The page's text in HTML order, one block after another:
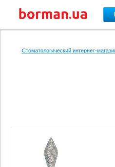
Стоматологический интернет-